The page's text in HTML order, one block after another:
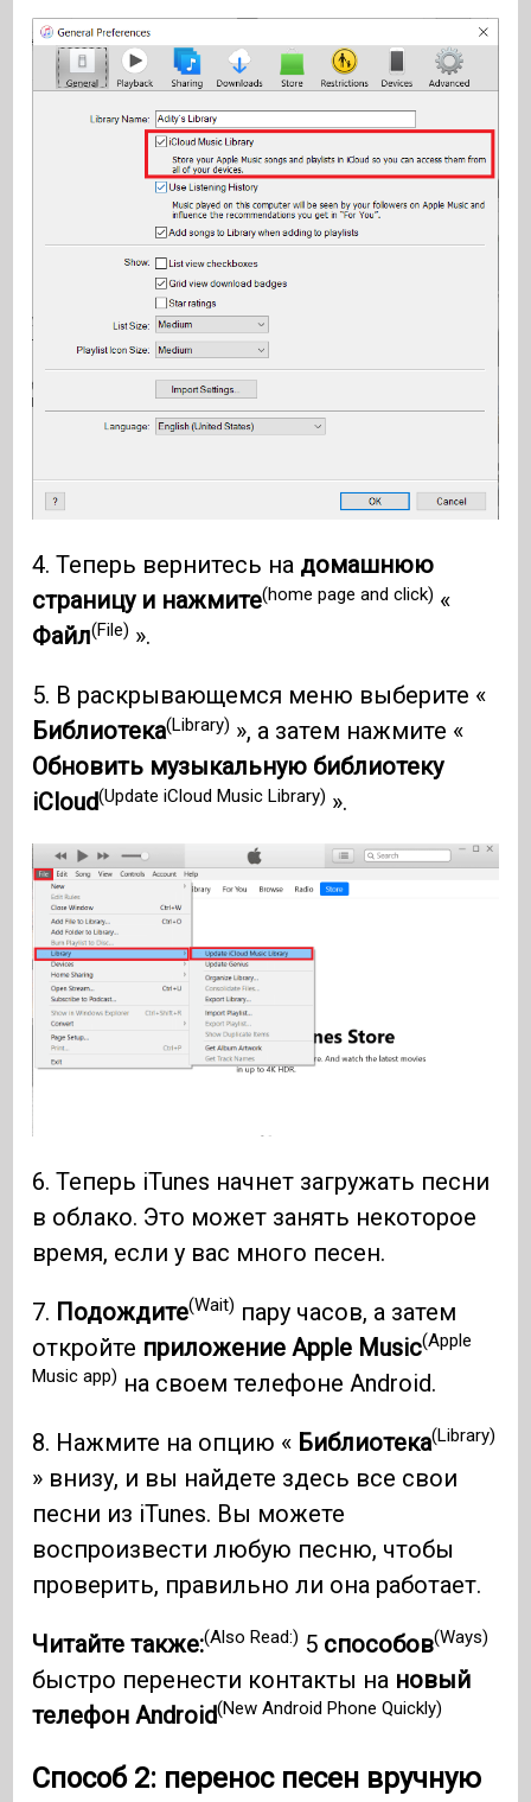
4. Теперь вернитесь на домашнюю
страницу и нажмите(home page and click) «
Файл(File) ».
5. В раскрывающемся меню выберите «
Библиотека(Library) », а затем нажмите «
Обновить музыкальную библиотеку
iCloud(Update iCloud Music Library) ».
6. Теперь iTunes начнет загружать песни
в облако. Это может занять некоторое
время, если у вас много песен.
7. Подождите(Wait) пару часов, а затем
откройте приложение Apple Music(Apple
Music app) на своем телефоне Android.
8. Нажмите на опцию « Библиотека(Library)
» внизу, и вы найдете здесь все свои
песни из iTunes. Вы можете
воспроизвести любую песню, чтобы
проверить, правильно ли она работает.
Читайте также:(Also Read:) 5 способов(Ways)
быстро перенести контакты на новый
телефон Android(New Android Phone Quickly)
Способ 2: перенос песен вручную